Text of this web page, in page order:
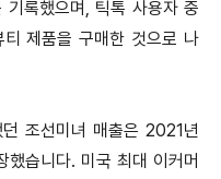
록했으며, 틱톡 사용자 중
제품을 구매한 것으로 나
조선미녀 매출은 2021년
습니다. 미국 최대 이커머